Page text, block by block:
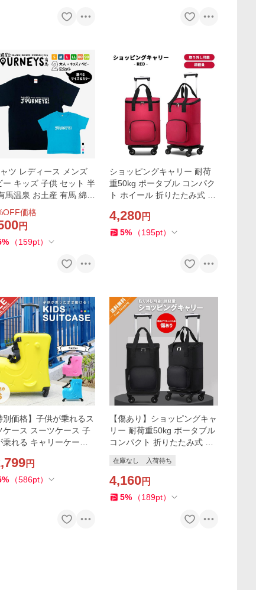
ツ レディース メンズ
ー キッズ 子供 セット 半
馬温泉 お土産 有馬 綿
トン tシャツ 高品質 トッ
おしゃれ オリジナル 人
番
価格
円
% （159pt）
ショッピングキャリー 耐荷
重50kg ポータブル コンパク
ト ホイール 折りたたみ式 取
グカート防水性 大容量 赤 レ
ッド
4,280円
5% （195pt）
別価格】子供が乗れるス
ケース スーツケース 子
乗れる キャリーケース
る 旅行 軽量 大容量 かわ
Sサイズ
円
% （586pt）
【傷あり】ショッピングキャ
リー 耐荷重50kg ポータブル
コンパクト 折りたたみ式 取
グカート 大容量 黒 ブラック
在庫なし 入荷待ち
4,160円
5% （189pt）